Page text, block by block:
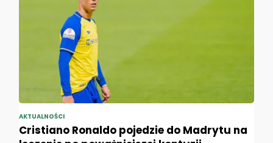
AKTUALNOŚCI
Cristiano Ronaldo pojedzie do Madrytu na